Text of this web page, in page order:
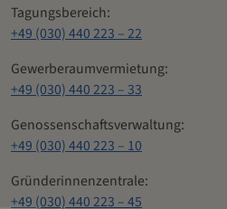
Tagungsbereich:
+49 (030) 440 223 – 22
Gewerberaumvermietung:
+49 (030) 440 223 – 33
Genossenschaftsverwaltung:
+49 (030) 440 223 – 10
Gründerinnenzentrale:
+49 (030) 440 223 – 45